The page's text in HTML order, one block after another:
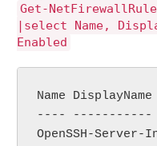
Get-NetFirewallRule
|select Name,
Enabled
Name
----
OpenSSH-